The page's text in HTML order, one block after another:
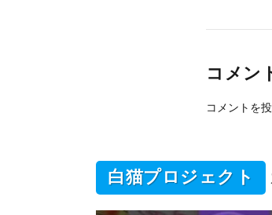
コメン
コメントを
白猫プロジェクト